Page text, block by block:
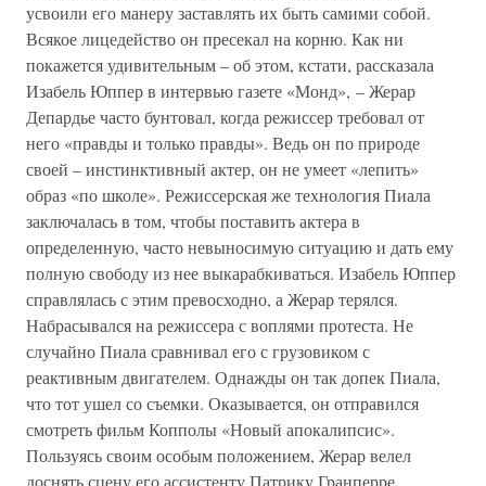
усвоили его манеру заставлять их быть самими собой.
Всякое лицедейство он пресекал на корню. Как ни
покажется удивительным – об этом, кстати, рассказала
Изабель Юппер в интервью газете «Монд», – Жерар
Депардье часто бунтовал, когда режиссер требовал от
него «правды и только правды». Ведь он по природе
своей – инстинктивный актер, он не умеет «лепить»
образ «по школе». Режиссерская же технология Пиала
заключалась в том, чтобы поставить актера в
определенную, часто невыносимую ситуацию и дать ему
полную свободу из нее выкарабкиваться. Изабель Юппер
справлялась с этим превосходно, а Жерар терялся.
Набрасывался на режиссера с воплями протеста. Не
случайно Пиала сравнивал его с грузовиком с
реактивным двигателем. Однажды он так допек Пиала,
что тот ушел со съемки. Оказывается, он отправился
смотреть фильм Копполы «Новый апокалипсис».
Пользуясь своим особым положением, Жерар велел
доснять сцену его ассистенту Патрику Гранперре.